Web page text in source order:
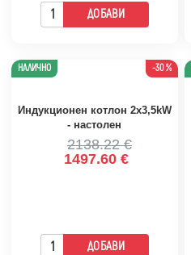
ДОБАВИ
-30 %
НАЛИЧНО
Индукционен котлон 2x3,5kW
- настолен
1497.60 €
2138.22 €
ДОБАВИ